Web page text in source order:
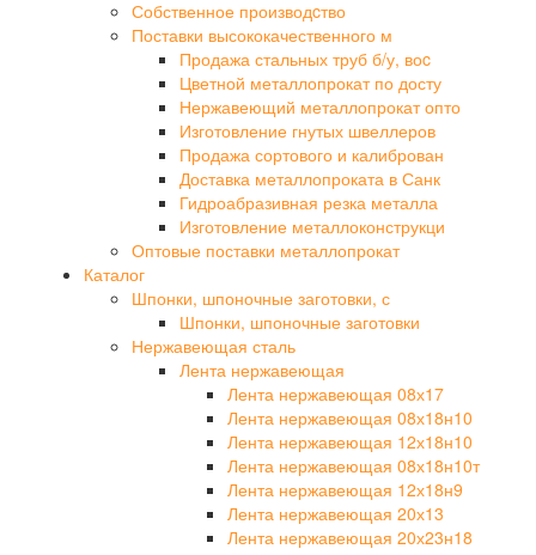
Собственное производcтво
Поставки высококачественного м
Продажа стальных труб б/у, воc
Цветной металлопрокат по досту
Нержавеющий металлопрокат опто
Изготовление гнутых швеллеров
Продажа сортового и калиброван
Доставка металлопроката в Санк
Гидроабразивная резка металла
Изготовление металлоконструкци
Оптовые поставки металлопрокат
Каталог
Шпонки, шпоночные заготовки, с
Шпонки, шпоночные заготовки
Нержавеющая сталь
Лента нержавеющая
Лента нержавеющая 08х17
Лента нержавеющая 08х18н10
Лента нержавеющая 12х18н10
Лента нержавеющая 08х18н10т
Лента нержавеющая 12х18н9
Лента нержавеющая 20х13
Лента нержавеющая 20х23н18